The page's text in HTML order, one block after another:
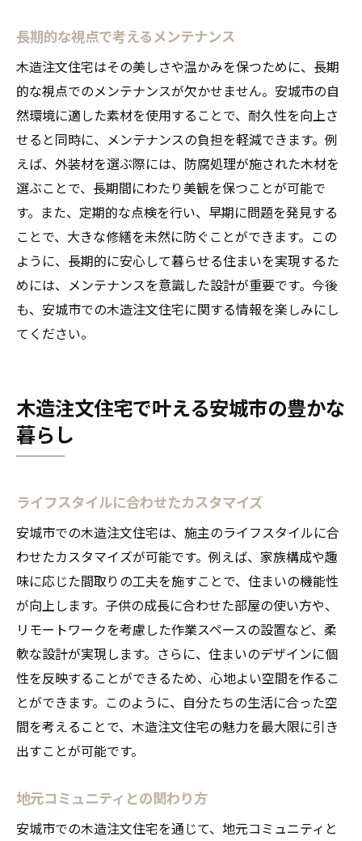
長期的な視点で考えるメンテナンス
木造注文住宅はその美しさや温かみを保つために、長期
的な視点でのメンテナンスが欠かせません。安城市の自
然環境に適した素材を使用することで、耐久性を向上さ
せると同時に、メンテナンスの負担を軽減できます。例
えば、外装材を選ぶ際には、防腐処理が施された木材を
選ぶことで、長期間にわたり美観を保つことが可能で
す。また、定期的な点検を行い、早期に問題を発見する
ことで、大きな修繕を未然に防ぐことができます。この
ように、長期的に安心して暮らせる住まいを実現するた
めには、メンテナンスを意識した設計が重要です。今後
も、安城市での木造注文住宅に関する情報を楽しみにし
てください。
木造注文住宅で叶える安城市の豊かな
暮らし
ライフスタイルに合わせたカスタマイズ
安城市での木造注文住宅は、施主のライフスタイルに合
わせたカスタマイズが可能です。例えば、家族構成や趣
味に応じた間取りの工夫を施すことで、住まいの機能性
が向上します。子供の成長に合わせた部屋の使い方や、
リモートワークを考慮した作業スペースの設置など、柔
軟な設計が実現します。さらに、住まいのデザインに個
性を反映することができるため、心地よい空間を作るこ
とができます。このように、自分たちの生活に合った空
間を考えることで、木造注文住宅の魅力を最大限に引き
出すことが可能です。
地元コミュニティとの関わり方
安城市での木造注文住宅を通じて、地元コミュニティと